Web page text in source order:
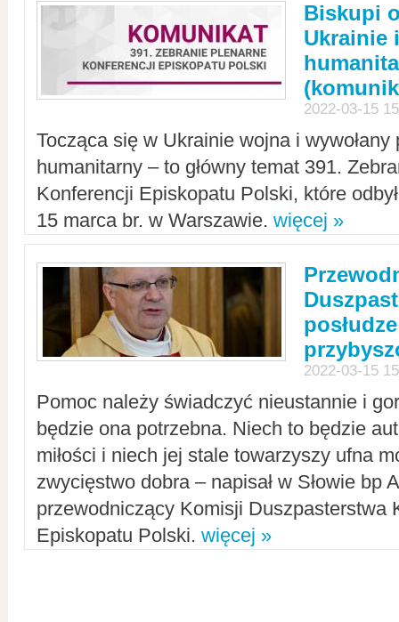
Biskupi
Ukrainie
2022-03-15
Tocząca się w Ukrainie wojna i
humanitarny – to główny temat 391.
Konferencji Episkopatu Polski, które
15 marca br. w Warszawie. więcej »
2022-03-15
Pomoc należy świadczyć nieustannie i
będzie ona potrzebna. Niech to będzie
miłości i niech jej stale towarzyszy ufna
zwycięstwo dobra – napisał w Słowie bp
przewodniczący Komisji Duszpasterstwa
Episkopatu Polski. więcej »